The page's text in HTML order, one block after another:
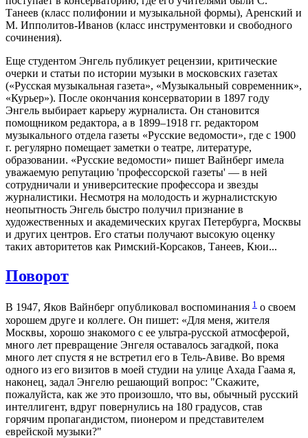
Танеев (класс полифонии и музыкальной формы), Аренский и
М. Ипполитов-Иванов (класс инструментовки и свободного
сочинения).
Еще студентом Энгель публикует рецензии, критические
очерки и статьи по истории музыки в московских газетах
(«Русская музыкальная газета», «Музыкальный современник»,
«Курьер»). После окончания консерватории в 1897 году
Энгель выбирает карьеру журналиста. Он становится
помощником редактора, а в 1899–1918 гг. редактором
музыкального отдела газеты «Русские ведомости», где с 1900
г. регулярно помещает заметки о театре, литературе,
образовании. «Русские ведомости» пишет Вайнберг имела
уважаемую репутацию 'профессорской газеты' — в ней
сотрудничали и университеские профессора и звезды
журналистики. Несмотря на молодость и журналистскую
неопытность Энгель быстро получил признание в
художественных и академических кругах Петербурга, Москвы
и других центров. Его статьи получают высокую оценку
таких авторитетов как Римский-Корсаков, Танеев, Кюи...
Поворот
В 1947, Яков Вайнберг опубликовал воспоминания 1 о своем
хорошем друге и коллеге. Он пишет: «Для меня, жителя
Москвы, хорошо знакомого с ее ультра-русской атмосферой,
много лет превращение Энгеля оставалось загадкой, пока
много лет спустя я не встретил его в Тель-Авиве. Во время
одного из его визитов в моей студии на улице Ахада Гаама я,
наконец, задал Энгелю решающий вопрос: "Скажите,
пожалуйста, как же это произошло, что вы, обычный русский
интеллигент, вдруг повернулись на 180 градусов, став
горячим пропагандистом, пионером и представителем
еврейской музыки?"